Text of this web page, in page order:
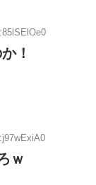
！
ｗ